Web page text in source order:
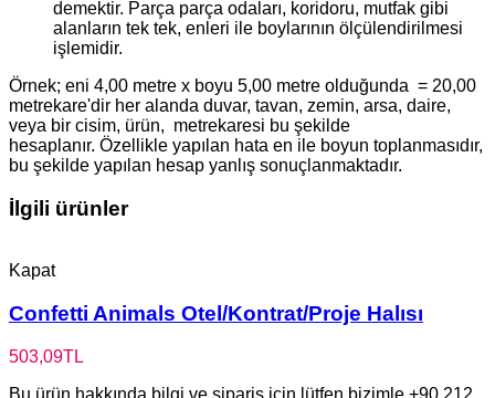
demektir. Parça parça odaları, koridoru, mutfak gibi
alanların tek tek, enleri ile boylarının ölçülendirilmesi
işlemidir.
Örnek; eni 4,00 metre x boyu 5,00 metre olduğunda = 20,00
metrekare'dir her alanda duvar, tavan, zemin, arsa, daire,
veya bir cisim, ürün, metrekaresi bu şekilde
hesaplanır. Özellikle yapılan hata en ile boyun toplanmasıdır,
bu şekilde yapılan hesap yanlış sonuçlanmaktadır.
İlgili ürünler
Kapat
Confetti Animals Otel/Kontrat/Proje Halısı
503,09TL
Bu ürün hakkında bilgi ve sipariş için lütfen bizimle +90 212